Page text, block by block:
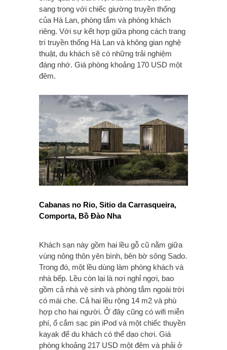
sang trọng với chiếc giường truyền thống
của Hà Lan, phòng tắm và phòng khách
riêng. Với sự kết hợp giữa phong cách trang
trí truyền thống Hà Lan và không gian nghệ
thuật, du khách sẽ có những trải nghiệm
đáng nhớ. Giá phòng khoảng 170 USD một
đêm.
Cabanas no Rio, Sitio da Carrasqueira,
Comporta, Bồ Đào Nha
Khách sạn này gồm hai lều gỗ cũ nằm giữa
vùng nông thôn yên bình, bên bờ sông Sado.
Trong đó, một lều dùng làm phòng khách và
nhà bếp. Lều còn lại là nơi nghỉ ngơi, bao
gồm cả nhà vệ sinh và phòng tắm ngoài trời
có mái che. Cả hai lều rộng 14 m2 và phù
hợp cho hai người. Ở đây cũng có wifi miễn
phí, ổ cắm sạc pin iPod và một chiếc thuyền
kayak để du khách có thể dạo chơi. Giá
phòng khoảng 217 USD một đêm và phải ở